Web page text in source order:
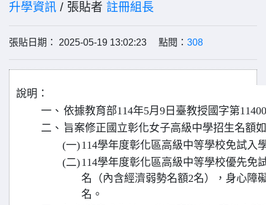
升學資訊 / 張貼者 註冊組長
張貼日期： 2025-05-19 13:02:23 點閱： 308
說明：
一、 依據教育部114年5月9日臺教授國字第
二、 旨案修正國立彰化女子高級中學招生名額
(一)114學年度彰化區高級中等學校免試入
(二)114學年度彰化區高級中等學校優先免
名（內含經濟弱勢名額2名），身心障
名。